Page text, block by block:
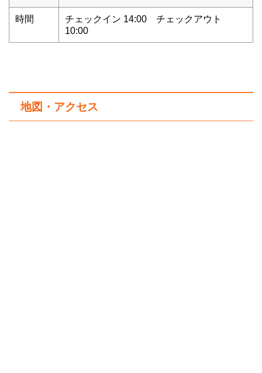
時間
チェックイン 14:00 チェックアウト
10:00
地図・アクセス